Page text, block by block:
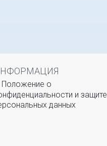
Положение о
и защите
данных